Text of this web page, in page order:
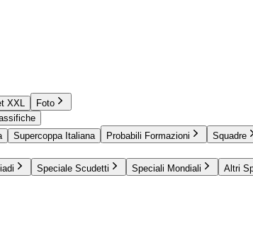
XXL
Foto
Supercoppa Italiana Probabili Formazioni Squadre
Speciale Scudetti Speciali Mondiali Altri